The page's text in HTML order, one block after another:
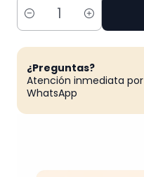
Cantidad
¿Preguntas?
Atención inmediata por
WhatsApp